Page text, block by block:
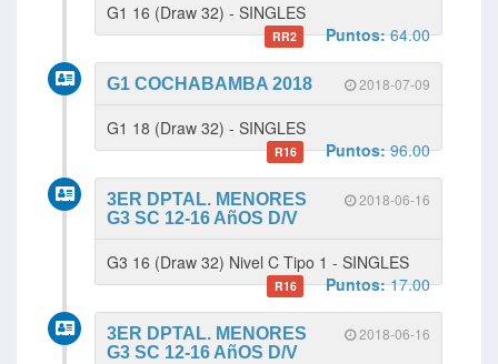
G1 16 (Draw 32) - SINGLES
RR2 Puntos:64.00
2018-07-09
G1 COCHABAMBA 2018
G1 18 (Draw 32) - SINGLES
R16 Puntos:96.00
2018-06-16
3ER DPTAL. MENORES
G3 SC 12-16 AñOS D/V
G3 16 (Draw 32) Nivel C Tipo 1 - SINGLES
R16 Puntos:17.00
2018-06-16
3ER DPTAL. MENORES
G3 SC 12-16 AñOS D/V